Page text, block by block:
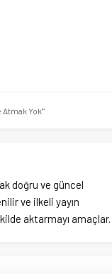
Yok'"
doğru ve güncel
ve ilkeli yayın
aktarmayı amaçlar.